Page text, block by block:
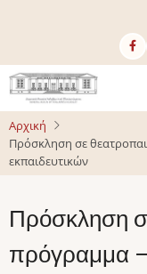
κυρίως
περιεχόμενο
Αρχική
Πρόσκληση σε
εκπαιδευτικών
Πρόσκληση
πρόγραμμα